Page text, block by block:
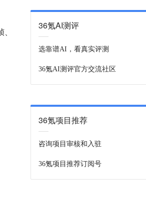
36氪AI测评
选靠谱AI，看真实评测
36氪AI测评官方交流社区
36氪项目推荐
咨询项目审核和入驻
36氪项目推荐订阅号